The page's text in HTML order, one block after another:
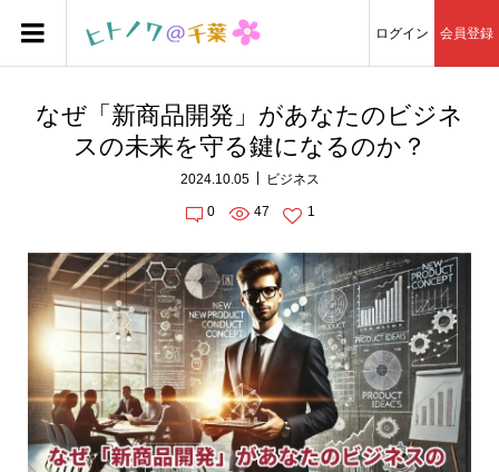
ログイン 会員登録
なぜ「新商品開発」があなたのビジネ
スの未来を守る鍵になるのか？
2024.10.05 ビジネス
0 47 1